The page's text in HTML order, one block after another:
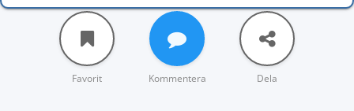
Favorit Kommentera Dela